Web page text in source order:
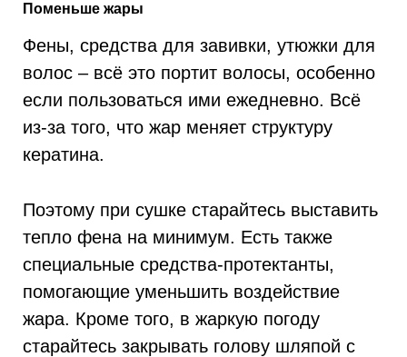
Поменьше жары
Фены, средства для завивки, утюжки для
волос – всё это портит волосы, особенно
если пользоваться ими ежедневно. Всё
из-за того, что жар меняет структуру
кератина.
Поэтому при сушке старайтесь выставить
тепло фена на минимум. Есть также
специальные средства-протектанты,
помогающие уменьшить воздействие
жара. Кроме того, в жаркую погоду
старайтесь закрывать голову шляпой с